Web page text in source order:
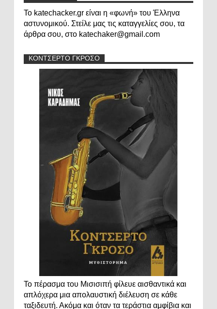
Το katechacker.gr είναι η «φωνή» του Έλληνα
αστυνομικού. Στείλε μας τις καταγγελίες σου, τα
άρθρα σου, στο katechaker@gmail.com
ΚΟΝΤΣΕΡΤΟ ΓΚΡΟΣΟ
Το πέρασμα του Μισισιπή φίλευε αισθαντικά και
απλόχερα μια απολαυστική διέλευση σε κάθε
ταξιδευτή. Ακόμα και όταν τα τεράστια αμφίβια και